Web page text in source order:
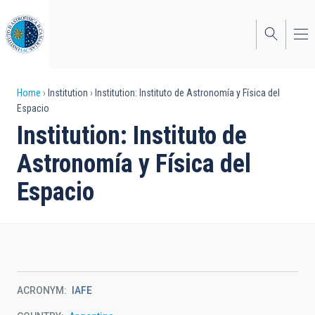
to
main
content
Breadcrumb
Home Institution
Institution: Instituto de Astronomía y Física del
Espacio
Institution: Instituto de
Astronomía y Física del
Espacio
ACRONYM IAFE